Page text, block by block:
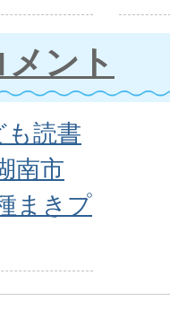
ント
も読書
南市
まきプ